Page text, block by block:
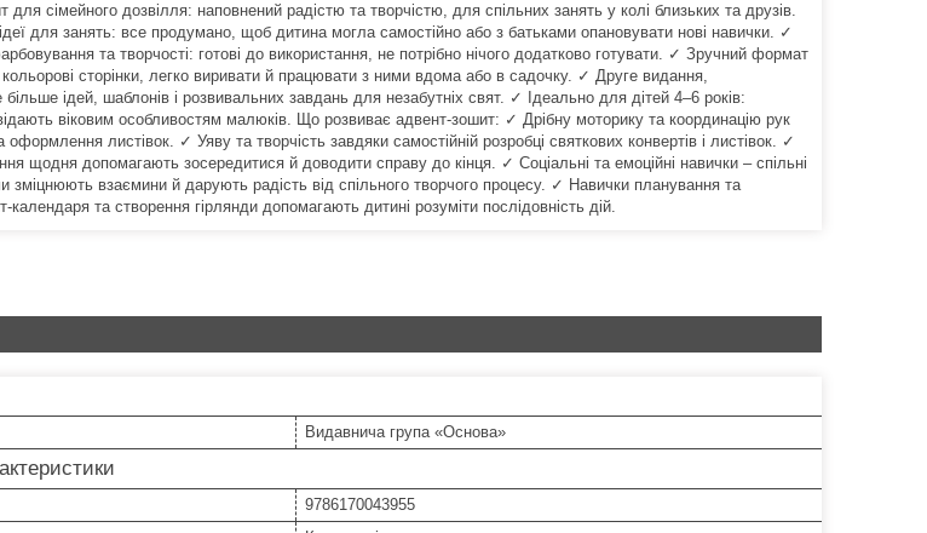
сімейного дозвілля: наповнений радістю та творчістю, для спільних занять у колі близьких та друзів.
для занять: все продумано, щоб дитина могла самостійно або з батьками опановувати нові навички. ✓
та творчості: готові до використання, не потрібно нічого додатково готувати. ✓ Зручний формат
кольорові сторінки, легко виривати й працювати з ними вдома або в садочку. ✓ Друге видання,
ідей, шаблонів і розвивальних завдань для незабутніх свят. ✓ Ідеально для дітей 4–6 років:
віковим особливостям малюків. Що розвиває адвент-зошит: ✓ Дрібну моторику та координацію рук
листівок. ✓ Уяву та творчість завдяки самостійній розробці святкових конвертів і листівок. ✓
щодня допомагають зосередитися й доводити справу до кінця. ✓ Соціальні та емоційні навички – спільні
зміцнюють взаємини й дарують радість від спільного творчого процесу. ✓ Навички планування та
календаря та створення гірлянди допомагають дитині розуміти послідовність дій.
Видавнича група «Основа»
9786170043955